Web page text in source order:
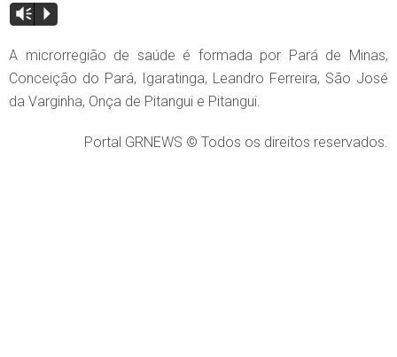
Vm P
A microrregião de saúde é formada por Pará de Minas,
Conceição do Pará, Igaratinga, Leandro Ferreira, São José
da Varginha, Onça de Pitangui e Pitangui.
Portal GRNEWS © Todos os direitos reservados.